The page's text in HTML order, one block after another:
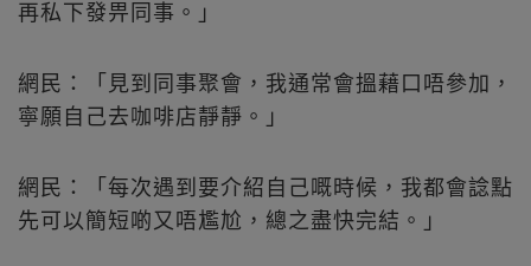
再私下發畀同事。」
網民：「見到同事聚會，我通常會搵藉口唔參加，
寧願自己去咖啡店靜靜。」
網民：「每次遇到要介紹自己嘅時候，我都會諗點
先可以簡短啲又唔尷尬，總之盡快完結。」